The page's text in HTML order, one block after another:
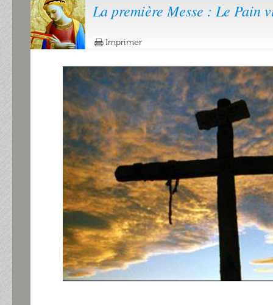
La première Messe : Le Pain
Imprimer